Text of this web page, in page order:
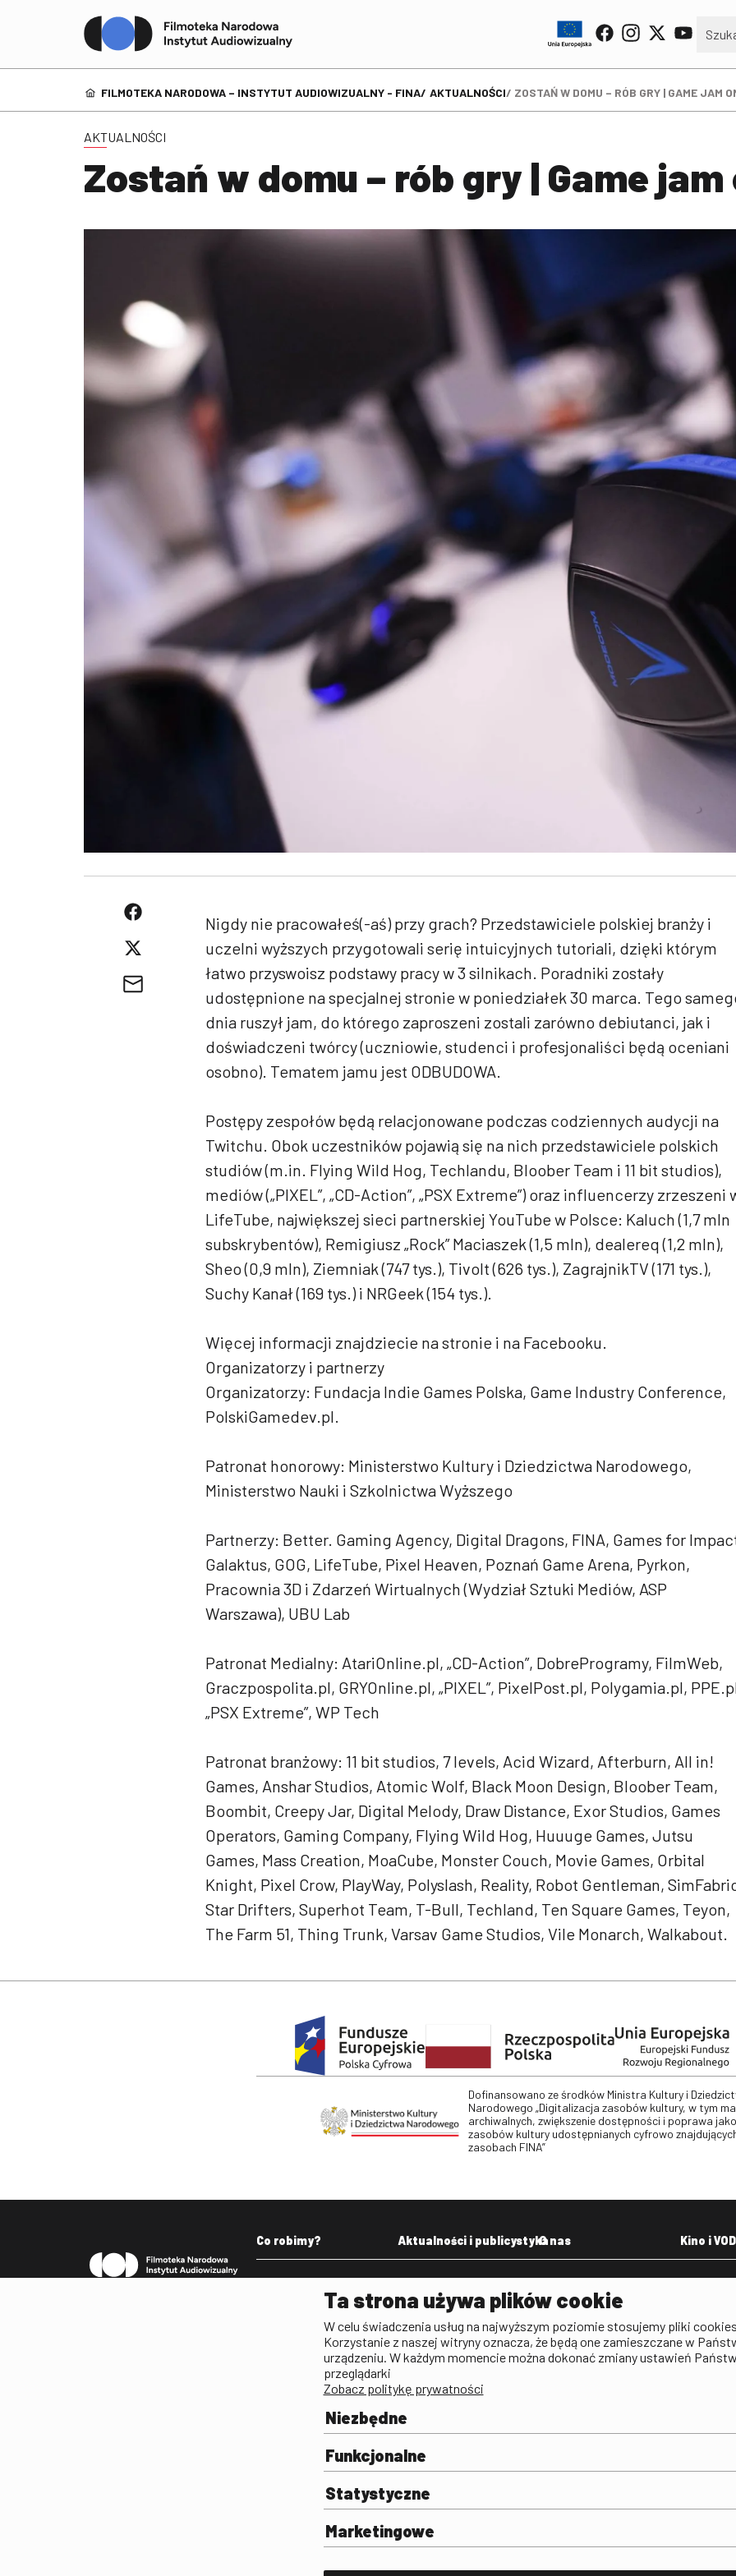
FILMOTEKA NARODOWA – INSTYTUT AUDIOWIZUALNY - FINA AKTUALNOŚCI ZOSTAŃ W DOMU – RÓB GRY | GAME JAM
AKTUALNOŚCI
Zostań w domu – rób gry | Game
Nigdy nie pracowałeś(-aś) przy grach? Przedstawiciele polskiej branży i
uczelni wyższych przygotowali serię intuicyjnych tutoriali, dzięki którym
łatwo przyswoisz podstawy pracy w 3 silnikach. Poradniki zostały
udostępnione na specjalnej stronie w poniedziałek 30 marca. Tego
dnia ruszył jam, do którego zaproszeni zostali zarówno debiutanci, jak i
doświadczeni twórcy (uczniowie, studenci i profesjonaliści będą oceniani
osobno). Tematem jamu jest ODBUDOWA.
Postępy zespołów będą relacjonowane podczas codziennych audycji na
Twitchu. Obok uczestników pojawią się na nich przedstawiciele polskich
studiów (m.in. Flying Wild Hog, Techlandu, Bloober Team i 11 bit studios),
mediów („PIXEL”, „CD-Action”, „PSX Extreme”) oraz influencerzy zrzeszeni
LifeTube, największej sieci partnerskiej YouTube w Polsce: Kaluch (1,7 mln
subskrybentów), Remigiusz „Rock” Maciaszek (1,5 mln), dealereq (1,2 mln),
Sheo (0,9 mln), Ziemniak (747 tys.), Tivolt (626 tys.), ZagrajnikTV (171 tys.),
Suchy Kanał (169 tys.) i NRGeek (154 tys.).
Więcej informacji znajdziecie na stronie i na Facebooku.
Organizatorzy i partnerzy
Organizatorzy: Fundacja Indie Games Polska, Game Industry Conference,
PolskiGamedev.pl.
Patronat honorowy: Ministerstwo Kultury i Dziedzictwa Narodowego,
Ministerstwo Nauki i Szkolnictwa Wyższego
Partnerzy: Better. Gaming Agency, Digital Dragons, FINA, Games for
Galaktus, GOG, LifeTube, Pixel Heaven, Poznań Game Arena, Pyrkon,
Pracownia 3D i Zdarzeń Wirtualnych (Wydział Sztuki Mediów, ASP
Warszawa), UBU Lab
Patronat Medialny: AtariOnline.pl, „CD-Action”, DobreProgramy, FilmWeb,
Graczpospolita.pl, GRYOnline.pl, „PIXEL”, PixelPost.pl, Polygamia.pl,
„PSX Extreme”, WP Tech
Patronat branżowy: 11 bit studios, 7 levels, Acid Wizard, Afterburn, All in!
Games, Anshar Studios, Atomic Wolf, Black Moon Design, Bloober Team,
Boombit, Creepy Jar, Digital Melody, Draw Distance, Exor Studios, Games
Operators, Gaming Company, Flying Wild Hog, Huuuge Games, Jutsu
Games, Mass Creation, MoaCube, Monster Couch, Movie Games, Orbital
Knight, Pixel Crow, PlayWay, Polyslash, Reality, Robot Gentleman,
Star Drifters, Superhot Team, T-Bull, Techland, Ten Square Games, Teyon,
The Farm 51, Thing Trunk, Varsav Game Studios, Vile Monarch, Walkabout.
Dofinansowano ze środków Ministra Kultury i
Narodowego „Digitalizacja zasobów kultury, w tym
archiwalnych, zwiększenie dostępności i poprawa
zasobów kultury udostępnianych cyfrowo
zasobach FINA”
Co robimy?
Biogramy.pl. Polski Portal
Filmoteka Szkolna
Olimpiada Wiedzy o Filmie i
Komunikacji Społecznej
Repozytorium Cyfrowe
Aktualności i publicystyka
Aktualności
Publicystyka filmowa
O nas
Deklaracja dostępności
Polityka antykorupcyjna
Praca w FINA
Kino i VOD
Ta strona używa plików cookie
W celu świadczenia usług na najwyższym poziomie stosujemy pliki
Korzystanie z naszej witryny oznacza, że będą one zamieszczane w
urządzeniu. W każdym momencie można dokonać zmiany ustawień
przeglądarki
Zobacz politykę prywatności
Niezbędne
Funkcjonalne
Statystyczne
Marketingowe